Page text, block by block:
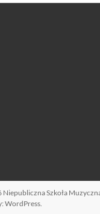
Niepubliczna Szkoła
WordPress.